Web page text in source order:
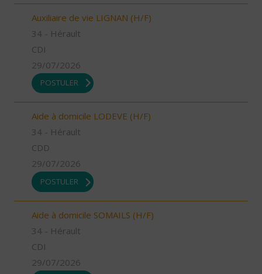
Auxiliaire de vie LIGNAN (H/F)
34 - Hérault
CDI
29/07/2026
POSTULER
Aide à domicile LODEVE (H/F)
34 - Hérault
CDD
29/07/2026
POSTULER
Aide à domicile SOMAILS (H/F)
34 - Hérault
CDI
29/07/2026